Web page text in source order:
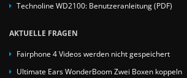
Technoline WD2100: Benutzeranleitung (PDF)
AKTUELLE FRAGEN
Fairphone 4 Videos werden nicht gespeichert
Ultimate Ears WonderBoom Zwei Boxen koppeln